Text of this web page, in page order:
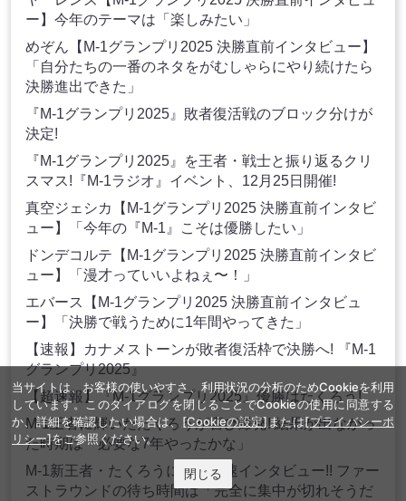
ー】今年のテーマは「楽しみたい」
めぞん【M-1グランプリ2025 決勝直前インタビュー】
「自分たちの一番のネタをがむしゃらにやり続けたら
決勝進出できた」
『M-1グランプリ2025』敗者復活戦のブロック分けが
決定!
『M-1グランプリ2025』を王者・戦士と振り返るクリ
スマス!『M-1ラジオ』イベント、12月25日開催!
真空ジェシカ【M-1グランプリ2025 決勝直前インタビ
ュー】「今年の『M-1』こそは優勝したい」
ドンデコルテ【M-1グランプリ2025 決勝直前インタビ
ュー】「漫才っていいよねぇ〜！」
エバース【M-1グランプリ2025 決勝直前インタビュ
ー】「決勝で戦うために1年間やってきた」
【速報】カナメストーンが敗者復活枠で決勝へ! 『M-1
グランプリ2025』
【超速報】『M-1グランプリ2025』優勝はたくろう!
M-1王者に輝いたたくろうが喜び爆発! 結果が出なかっ
た時期は「必要な7年やったかな」
M-1新王者・たくろうに世界最速インタビュー!! ファー
ストラウンドの待ち時間は「完全に集中が切れそうだ
当サイトは、お客様の使いやすさ、利用状況の分析のためCookieを利用
しています。このダイアログを閉じることでCookieの使用に同意する
か、詳細を確認したい場合は、 [Cookieの設定]または[プライバシーポ
リシー]をご参照ください。
閉じる